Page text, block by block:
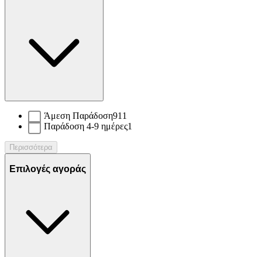
Άμεση Παράδοση911
Παράδοση 4-9 ημέρες1
Περισσότερα
Επιλογές αγοράς